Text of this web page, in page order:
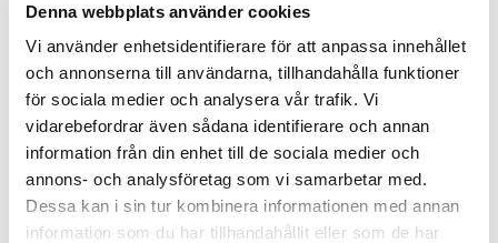
Denna webbplats använder cookies
Vi använder enhetsidentifierare för att anpassa innehållet
och annonserna till användarna, tillhandahålla funktioner
för sociala medier och analysera vår trafik. Vi
vidarebefordrar även sådana identifierare och annan
information från din enhet till de sociala medier och
annons- och analysföretag som vi samarbetar med.
Dessa kan i sin tur kombinera informationen med annan
information som du har tillhandahållit eller som de har
resiliens.
World Forest Forums stipendium delas
årligen ut till en ung person som genom sitt
engagemang är en förebild för hur brukad
skog, genom sina olika värden, kan bidra till
ett bättre klimat och en rikare biologisk